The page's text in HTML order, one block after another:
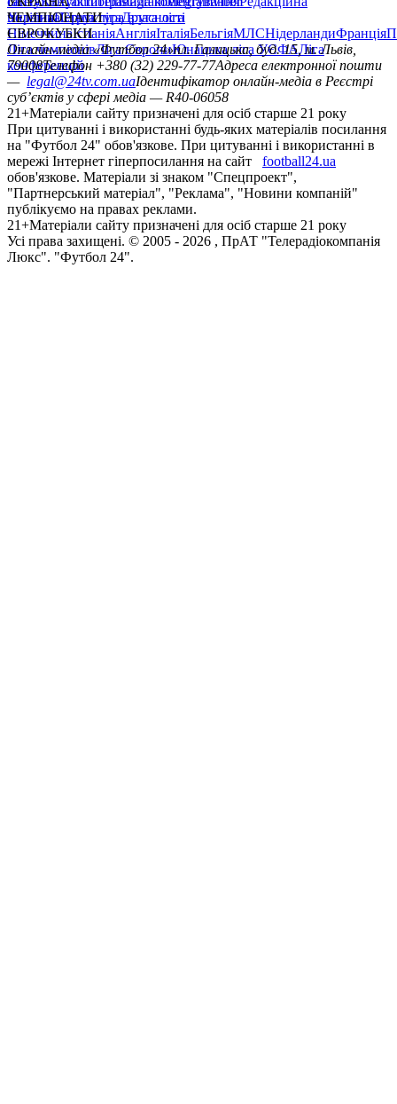
політикаСтруктура власності
УкраїнаПерша лігаДруга ліга
ЧЕМПІОНАТИ
НімеччинаІспаніяАнгліяІталіяБельгіяМЛСНідерландиФранція
ЄВРОКУБКИ
Ліга чемпіонівЛіга ЄвропиЮнацька ліга УЄФАЛіга
конференцій
Онлайн-медіа «Футбол 24»пл. Галицька, буд. 15, м. Львів,
79008Телефон +380 (32) 229-77-77Адреса електронної пошти
— legal@24tv.com.uaІдентифікатор онлайн-медіа в Реєстрі
суб’єктів у сфері медіа — R40-06058
21+Матеріали сайту призначені для осіб старше 21 року
При цитуванні і використанні будь-яких матеріалів посилання
на "Футбол 24" обов'язкове. При цитуванні і використанні в
мережі Інтернет гіперпосилання на сайт
football24.ua
обов'язкове. Матеріали зі знаком "Спецпроект",
"Партнерський матеріал", "Реклама", "Новини компаній"
публікуємо на правах реклами.
21+Матеріали сайту призначені для осіб старше 21 року
Усi права захищенi. © 2005 - 2026 , ПрАТ "Телерадіокомпанія
Люкс". "Футбол 24".